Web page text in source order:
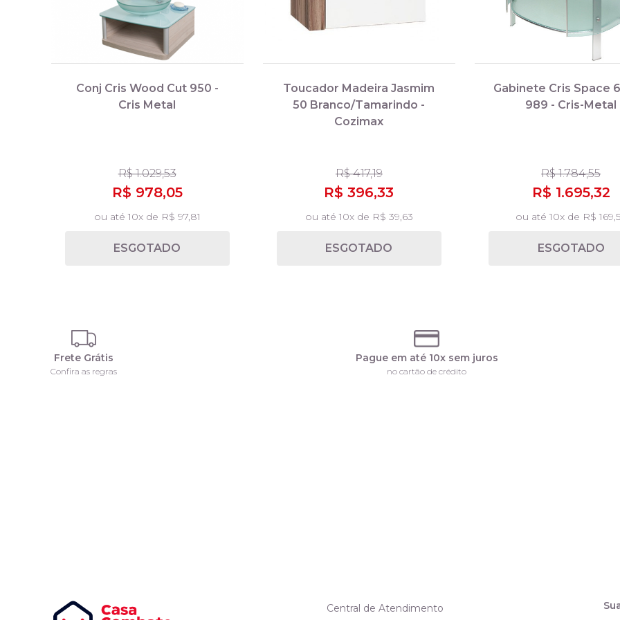
Conj Cris Wood Cut 950 -
Cris Metal
R$ 1.029,53
R$ 978,05
ou até 10x de R$ 97,81
ESGOTADO
Toucador Madeira Jasmim
50 Branco/Tamarindo -
Cozimax
R$ 417,19
R$ 396,33
ou até 10x de R$ 39,63
ESGOTADO
Gabinete Cris Space
989 - Cris-Metal
R$ 1.784,55
R$ 1.695,32
ou até 10x de R$
ESGOTADO
Frete Grátis
Confira as regras
Pague em até 10x sem juros
no cartão de crédito
Central de Atendimento